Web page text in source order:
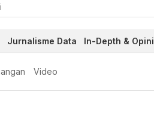
Jurnalisme Data In-Depth & Opini
Video